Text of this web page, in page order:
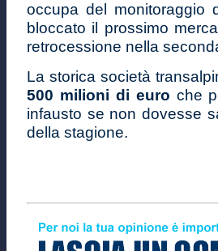
occupa del monitoraggio
bloccato il prossimo
retrocessione nella
La storica società
500 milioni di euro che
infausto se non dovesse
della stagione.